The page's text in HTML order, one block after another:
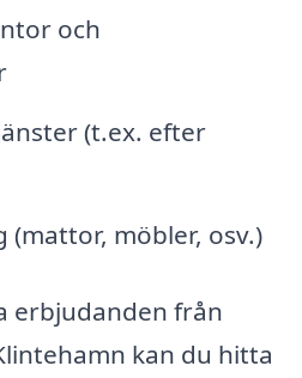
och
(t.ex. efter
möbler, osv.)
erbjudanden från
kan du hitta